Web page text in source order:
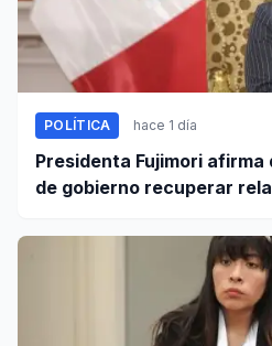
POLÍTICA hace 1 día
Presidenta Fujimori
de gobierno recuperar